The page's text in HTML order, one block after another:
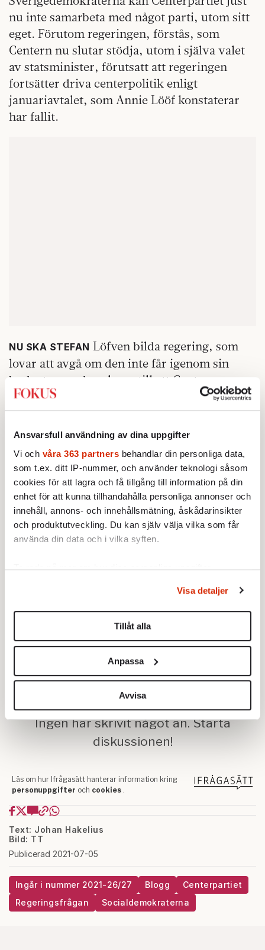
Ansvarsfull användning av dina uppgifter
Vi och våra 363 partners behandlar din personliga data,
som t.ex. ditt IP-nummer, och använder teknologi såsom
cookies för att lagra och få tillgång till information på din
enhet för att kunna tillhandahålla personliga annonser och
innehåll, annons- och innehållsmätning, åskådarinsikter
och produktutveckling. Du kan själv välja vilka som får
använda din data och i vilka syften.
Ta reda på mer om hur dina personliga uppgifter
Du kan ändra eller dra tillbaka ditt samtycke när som
helst från cookie-förklaringen.
Vi använder enhetsidentifierare för att anpassa innehållet
för sociala medier och analysera vår trafik. Vi
vidarebefordrar även sådana identifierare och annan
information från din enhet till de sociala medier och
annons- och analysföretag som vi samarbetar med.
Dessa kan i sin tur kombinera informationen med annan
information som du har tillhandahållit eller som de har
kan du göra dethär.
Visa detaljer
Tillåt alla
Anpassa
Avvisa
nu inte samarbeta med något parti, utom sitt
eget. Förutom regeringen, förstås, som
Centern nu slutar stödja, utom i själva valet
av statsminister, förutsatt att regeringen
fortsätter driva centerpolitik enligt
januariavtalet, som Annie Lööf konstaterar
har fallit.
NU SKA STEFAN Löfven bilda regering, som
lovar att avgå om den inte får igenom sin
budget, som den ska se till att Centern,
Vänsterpartiet och Amineh Kakabaveh alla
accepterar, fast utan att förhandla med
Vänsterpartiet, för det har Stefan Löfven
lovat Centerpartiet som regeringen nu slutar
samarbeta med.
Så nu är allt glasklart. Skönt.
Text: Johan Hakelius
Bild: TT
Publicerad 2021-07-05
Ingår i nummer 2021-26/27 Blogg
Centerpartiet
Regeringsfrågan
Socialdemokraterna